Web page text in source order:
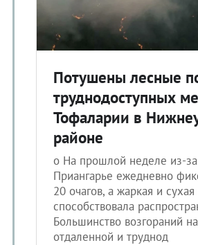
Потушены лесные
труднодоступных
Тофаларии в
районе
о На прошлой неделе из-за
Приангарье ежедневно
20 очагов, а жаркая и сухая
способствовала
Большинство возгораний
отдаленной и труднод